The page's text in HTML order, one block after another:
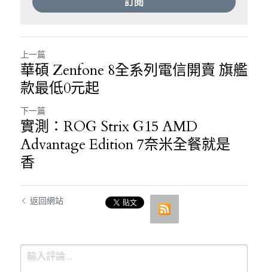
上一篇
華碩 Zenfone 8全系列電信開賣 旗艦
款最低0元起
下一篇
實測：ROG Strix G15 AMD
Advantage Edition 7奈米全餐就是
香
返回網站